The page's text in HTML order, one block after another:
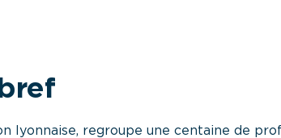
lyonnaise, regroupe une centaine de